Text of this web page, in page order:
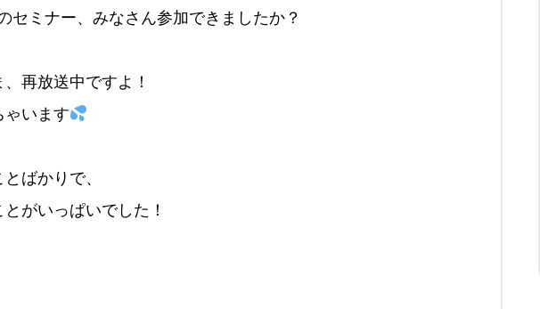
ミナー、みなさん参加できましたか？
再放送中ですよ！
ゃいます
ばかりで、
がいっぱいでした！